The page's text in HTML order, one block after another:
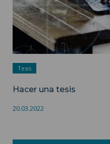
Tesis
Hacer una tesis
20.03.2022